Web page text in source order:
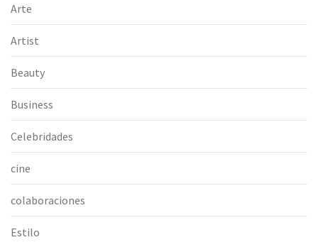
Arte
Artist
Beauty
Business
Celebridades
cine
colaboraciones
Estilo